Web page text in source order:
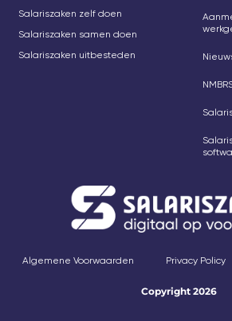
Salariszaken zelf doen
Salariszaken samen doen
Salariszaken uitbesteden
Algemene Voorwaarden Privacy Policy
Copyright 2026